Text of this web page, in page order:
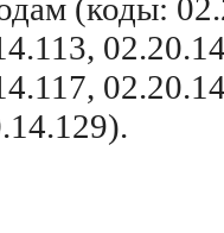
(коды: